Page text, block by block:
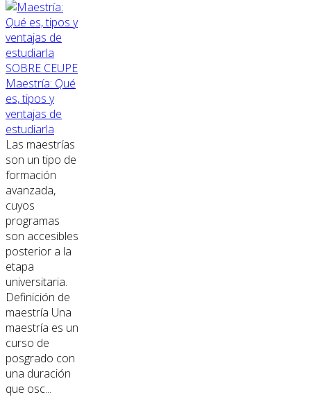
SOBRE CEUPE
Maestría: Qué
es, tipos y
ventajas de
estudiarla
Las maestrías
son un tipo de
formación
avanzada,
cuyos
programas
son accesibles
posterior a la
etapa
universitaria.
Definición de
maestría Una
maestría es un
curso de
posgrado con
una duración
que osc...